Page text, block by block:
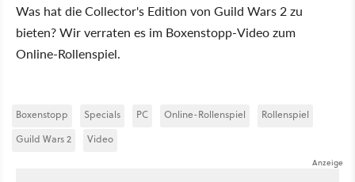
Was hat die Collector's Edition von Guild Wars 2 zu
bieten? Wir verraten es im Boxenstopp-Video zum
Online-Rollenspiel.
Boxenstopp Specials PC Online-Rollenspiel
Rollenspiel
Guild Wars 2
Video